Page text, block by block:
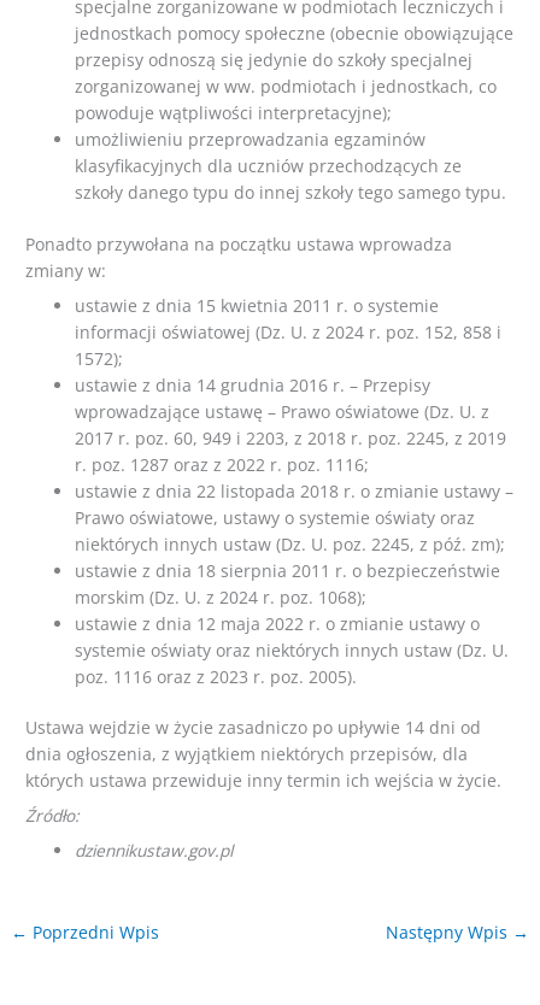
specjalne zorganizowane w podmiotach leczniczych i
jednostkach pomocy społeczne (obecnie obowiązujące
przepisy odnoszą się jedynie do szkoły specjalnej
zorganizowanej w ww. podmiotach i jednostkach, co
powoduje wątpliwości interpretacyjne);
umożliwieniu przeprowadzania egzaminów
klasyfikacyjnych dla uczniów przechodzących ze
szkoły danego typu do innej szkoły tego samego typu.
Ponadto przywołana na początku ustawa wprowadza
zmiany w:
ustawie z dnia 15 kwietnia 2011 r. o systemie
informacji oświatowej (Dz. U. z 2024 r. poz. 152, 858 i
1572);
ustawie z dnia 14 grudnia 2016 r. – Przepisy
wprowadzające ustawę – Prawo oświatowe (Dz. U. z
2017 r. poz. 60, 949 i 2203, z 2018 r. poz. 2245, z 2019
r. poz. 1287 oraz z 2022 r. poz. 1116;
ustawie z dnia 22 listopada 2018 r. o zmianie ustawy –
Prawo oświatowe, ustawy o systemie oświaty oraz
niektórych innych ustaw (Dz. U. poz. 2245, z póź. zm);
ustawie z dnia 18 sierpnia 2011 r. o bezpieczeństwie
morskim (Dz. U. z 2024 r. poz. 1068);
ustawie z dnia 12 maja 2022 r. o zmianie ustawy o
systemie oświaty oraz niektórych innych ustaw (Dz. U.
poz. 1116 oraz z 2023 r. poz. 2005).
Ustawa wejdzie w życie zasadniczo po upływie 14 dni od
dnia ogłoszenia, z wyjątkiem niektórych przepisów, dla
których ustawa przewiduje inny termin ich wejścia w życie.
Źródło:
dziennikustaw.gov.pl
← Poprzedni Wpis Następny Wpis →